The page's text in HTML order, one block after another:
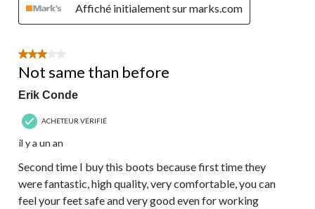
Affiché initialement sur marks.com
3 étoile(s) sur 5.
Not same than before
Erik Conde
ACHETEUR VÉRIFIÉ
il y a un an
Second time I buy this boots because first time they
were fantastic, high quality, very comfortable, you can
feel your feet safe and very good even for working